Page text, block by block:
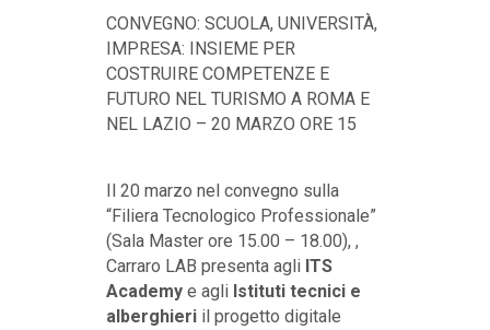
CONVEGNO: SCUOLA, UNIVERSITÀ,
IMPRESA: INSIEME PER
COSTRUIRE COMPETENZE E
FUTURO NEL TURISMO A ROMA E
NEL LAZIO – 20 MARZO ORE 15
Il 20 marzo nel convegno sulla
“Filiera Tecnologico Professionale”
(Sala Master ore 15.00 – 18.00), ,
Carraro LAB presenta agli ITS
Academye agli Istituti tecnici e
alberghieriil progetto digitale